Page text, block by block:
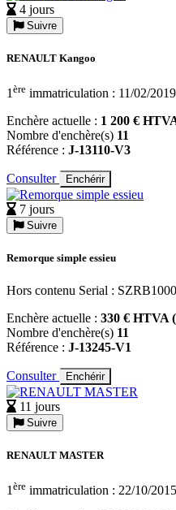
4 jours
Suivre
RENAULT Kangoo
1 ère immatriculation : 11/02/
Enchère actuelle : 1 200 €
Nombre d'enchère(s) 11
Référence : J-13110-V3
Consulter Enchérir
7 jours
Suivre
Remorque simple essieu
Hors contenu Serial :
Enchère actuelle : 330 € HTVA
Nombre d'enchère(s) 11
Référence : J-13245-V1
Consulter Enchérir
11 jours
Suivre
RENAULT MASTER
1 ère immatriculation : 22/10/